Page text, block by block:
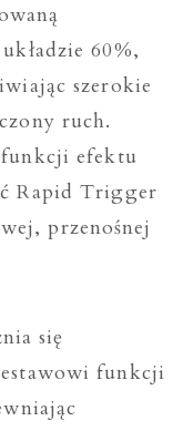
60%,
szerokie
ruch.
funkcji efektu
Rapid Trigger
przenośnej
się
funkcji